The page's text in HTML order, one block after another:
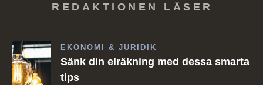
REDAKTIONEN LÄSER
EKONOMI & JURIDIK
Sänk din elräkning med dessa smarta
tips